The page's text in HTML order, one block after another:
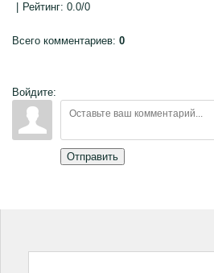
Рейтинг: 0.0/0
Всего комментариев: 0
Войдите:
Отправить